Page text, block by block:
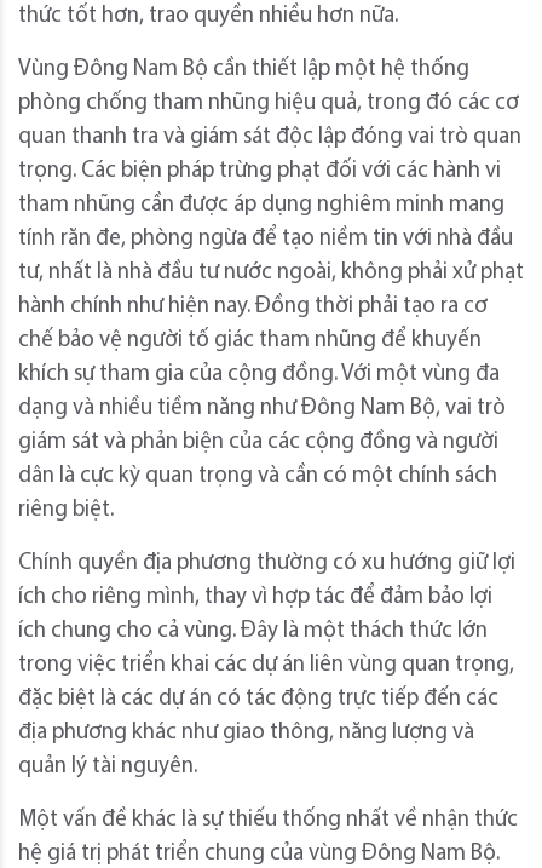
thức tốt hơn, trao quyền nhiều hơn nữa.
Vùng Đông Nam Bộ cần thiết lập một hệ thống
phòng chống tham nhũng hiệu quả, trong đó các cơ
quan thanh tra và giám sát độc lập đóng vai trò quan
trọng. Các biện pháp trừng phạt đối với các hành vi
tham nhũng cần được áp dụng nghiêm minh mang
tính răn đe, phòng ngừa để tạo niềm tin với nhà đầu
tư, nhất là nhà đầu tư nước ngoài, không phải xử phạt
hành chính như hiện nay. Đồng thời phải tạo ra cơ
chế bảo vệ người tố giác tham nhũng để khuyến
khích sự tham gia của cộng đồng. Với một vùng đa
dạng và nhiều tiềm năng như Đông Nam Bộ, vai trò
giám sát và phản biện của các cộng đồng và người
dân là cực kỳ quan trọng và cần có một chính sách
riêng biệt.
Chính quyền địa phương thường có xu hướng giữ lợi
ích cho riêng mình, thay vì hợp tác để đảm bảo lợi
ích chung cho cả vùng. Đây là một thách thức lớn
trong việc triển khai các dự án liên vùng quan trọng,
đặc biệt là các dự án có tác động trực tiếp đến các
địa phương khác như giao thông, năng lượng và
quản lý tài nguyên.
Một vấn đề khác là sự thiếu thống nhất về nhận thức
hệ giá trị phát triển chung của vùng Đông Nam Bộ.